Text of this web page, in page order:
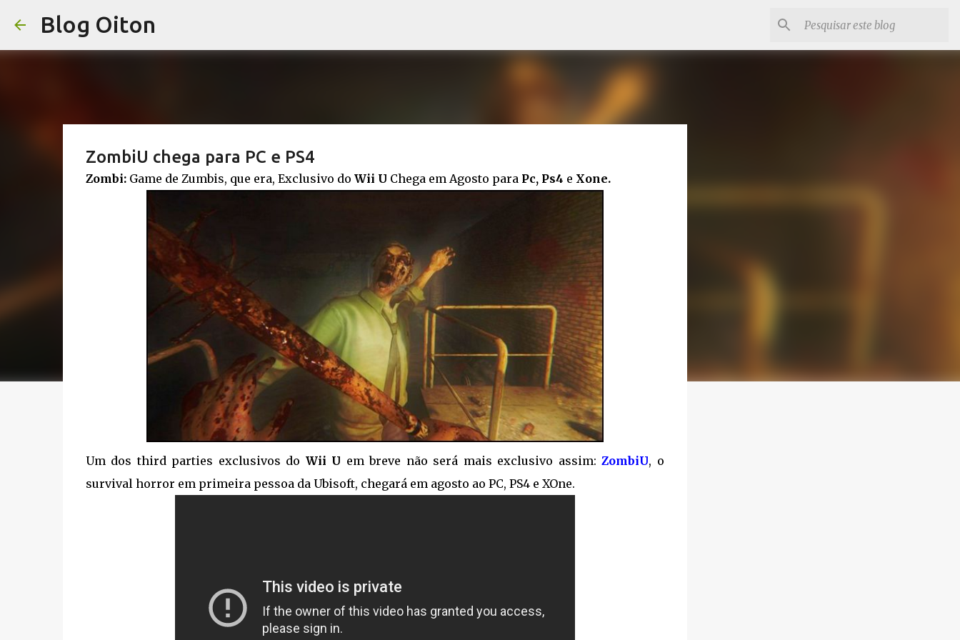
Blog Oiton
ZombiU chega para PC e PS4
Zombi: Game de Zumbis, que era, Exclusivo do Wii U Chega em Agosto paraPc, Ps4 e Xone.
Um dos third parties exclusivos do Wii U em breve não será mais exclusivo assim: ZombiU, o
survival horror em primeira pessoa da Ubisoft, chegará em agosto ao PC, PS4 e XOne.